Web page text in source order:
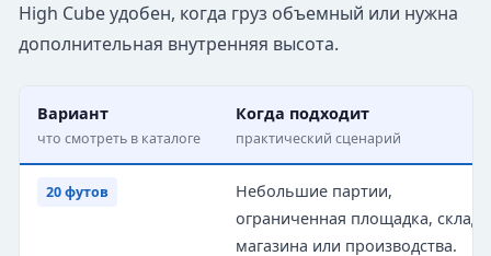
High Cube удобен, когда груз объемный или нужна
дополнительная внутренняя высота.
Вариант
что смотреть в каталоге
Когда подходит
практический сценарий
20 футов
Небольшие партии,
ограниченная площадка, склад у
магазина или производства.